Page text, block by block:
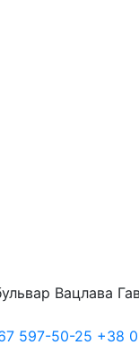
Вацлава
597-50-25 +38